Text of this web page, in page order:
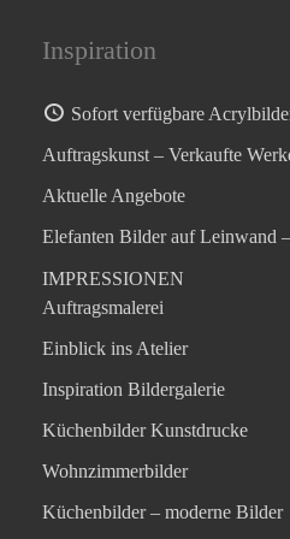
Inspiration
Sofort verfügbare
Auftragskunst – Verkaufte
Aktuelle Angebote
Elefanten Bilder auf Leinwand
IMPRESSIONEN
Auftragsmalerei
Einblick ins Atelier
Inspiration Bildergalerie
Küchenbilder Kunstdrucke
Wohnzimmerbilder
Küchenbilder – moderne Bilder